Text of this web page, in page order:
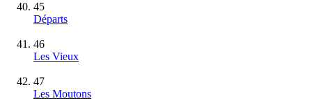
45
Départs
46
Les Vieux
47
Les Moutons